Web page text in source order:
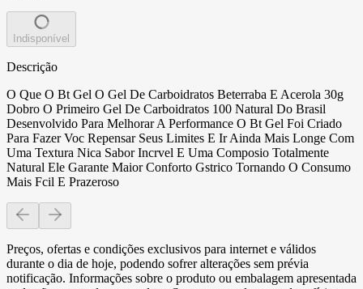
Indisponível
Descrição
O Que O Bt Gel O Gel De Carboidratos Beterraba E Acerola 30g
Dobro O Primeiro Gel De Carboidratos 100 Natural Do Brasil
Desenvolvido Para Melhorar A Performance O Bt Gel Foi Criado
Para Fazer Voc Repensar Seus Limites E Ir Ainda Mais Longe Com
Uma Textura Nica Sabor Incrvel E Uma Composio Totalmente
Natural Ele Garante Maior Conforto Gstrico Tornando O Consumo
Mais Fcil E Prazeroso
Preços, ofertas e condições exclusivos para internet e válidos
durante o dia de hoje, podendo sofrer alterações sem prévia
notificação. Informações sobre o produto ou embalagem apresentada